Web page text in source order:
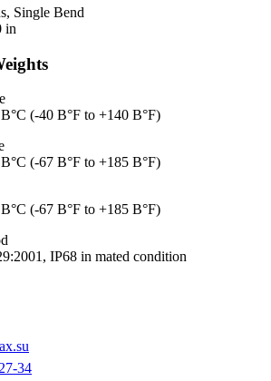
Single Bend
in
(-40 В°F to +140 В°F)
(-67 В°F to +185 В°F)
(-67 В°F to +185 В°F)
IP68 in mated condition
34